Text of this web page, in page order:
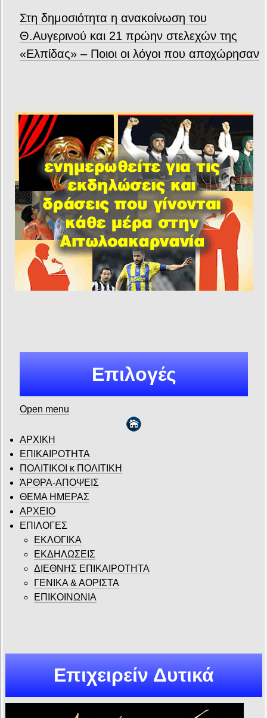
Στη δημοσιότητα η ανακοίνωση του
Θ.Αυγερινού και 21 πρώην στελεχών της
«Ελπίδας» – Ποιοι οι λόγοι που αποχώρησαν
Επιλογές
Open menu
ΑΡΧΙΚΗ
ΕΠΙΚΑΙΡΟΤΗΤΑ
ΠΟΛΙΤΙΚΟΙ κ ΠΟΛΙΤΙΚΗ
ΆΡΘΡΑ-ΑΠΟΨΕΙΣ
ΘΕΜΑ ΗΜΕΡΑΣ
ΑΡΧΕΙΟ
ΕΠΙΛΟΓΕΣ
ΕΚΛΟΓΙΚΑ
ΕΚΔΗΛΩΣΕΙΣ
ΔΙΕΘΝΗΣ ΕΠΙΚΑΙΡΟΤΗΤΑ
ΓΕΝΙΚΑ & ΑΟΡΙΣΤΑ
ΕΠΙΚΟΙΝΩΝΙΑ
Επιχειρείν Δυτικά